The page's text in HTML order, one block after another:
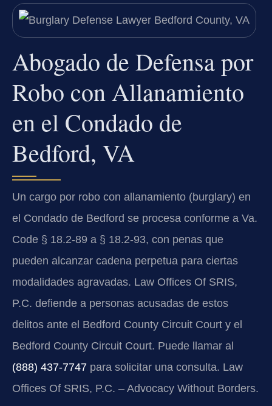
Abogado de Defensa por
Robo con Allanamiento
en el Condado de
Bedford, VA
Un cargo por robo con allanamiento (burglary) en
el Condado de Bedford se procesa conforme a Va.
Code § 18.2-89 a § 18.2-93, con penas que
pueden alcanzar cadena perpetua para ciertas
modalidades agravadas. Law Offices Of SRIS,
P.C. defiende a personas acusadas de estos
delitos ante el Bedford County Circuit Court y el
Bedford County Circuit Court. Puede llamar al
(888) 437-7747 para solicitar una consulta. Law
Offices Of SRIS, P.C. – Advocacy Without Borders.